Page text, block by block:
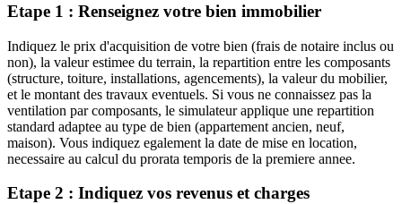
Etape 1 : Renseignez votre bien immobilier
Indiquez le prix d'acquisition de votre bien (frais de notaire inclus ou
non), la valeur estimee du terrain, la repartition entre les composants
(structure, toiture, installations, agencements), la valeur du mobilier,
et le montant des travaux eventuels. Si vous ne connaissez pas la
ventilation par composants, le simulateur applique une repartition
standard adaptee au type de bien (appartement ancien, neuf,
maison). Vous indiquez egalement la date de mise en location,
necessaire au calcul du prorata temporis de la premiere annee.
Etape 2 : Indiquez vos revenus et charges